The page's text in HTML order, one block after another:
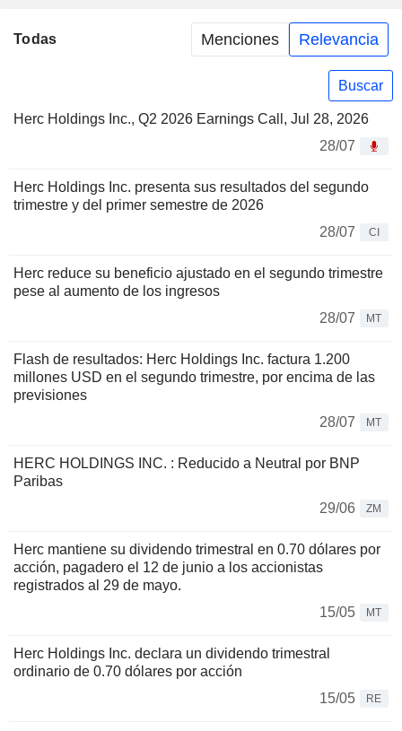
Todas Menciones Relevancia
Buscar
Herc Holdings Inc., Q2 2026 Earnings Call, Jul 28, 2026
28/07
Herc Holdings Inc. presenta sus resultados del segundo
trimestre y del primer semestre de 2026
28/07
CI
Herc reduce su beneficio ajustado en el segundo trimestre
pese al aumento de los ingresos
28/07
MT
Flash de resultados: Herc Holdings Inc. factura 1.200
millones USD en el segundo trimestre, por encima de las
previsiones
28/07
MT
HERC HOLDINGS INC. : Reducido a Neutral por BNP
Paribas
29/06
ZM
Herc mantiene su dividendo trimestral en 0.70 dólares por
acción, pagadero el 12 de junio a los accionistas
registrados al 29 de mayo.
15/05
MT
Herc Holdings Inc. declara un dividendo trimestral
ordinario de 0.70 dólares por acción
15/05
RE